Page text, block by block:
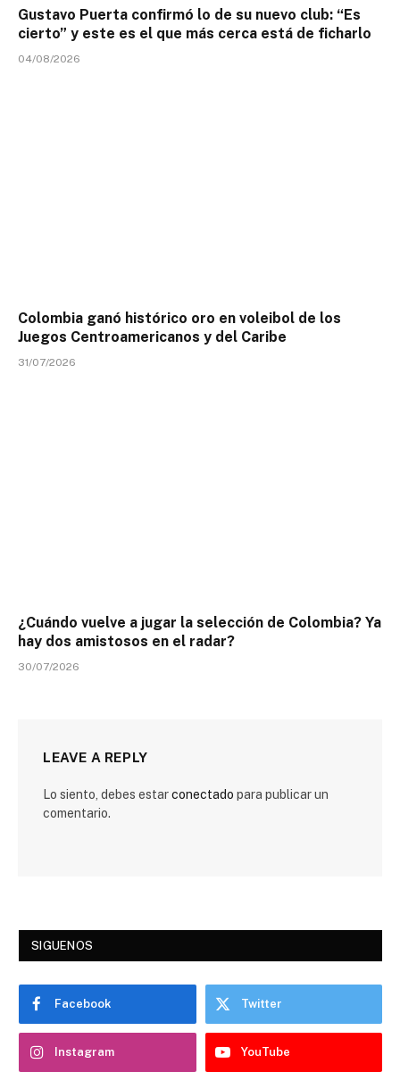
Gustavo Puerta confirmó lo de su nuevo club: “Es
cierto” y este es el que más cerca está de ficharlo
04/08/2026
Colombia ganó histórico oro en voleibol de los
Juegos Centroamericanos y del Caribe
31/07/2026
¿Cuándo vuelve a jugar la selección de Colombia? Ya
hay dos amistosos en el radar?
30/07/2026
LEAVE A REPLY
Lo siento, debes estarconectado para publicar un
comentario.
SIGUENOS
Facebook Twitter
Instagram YouTube